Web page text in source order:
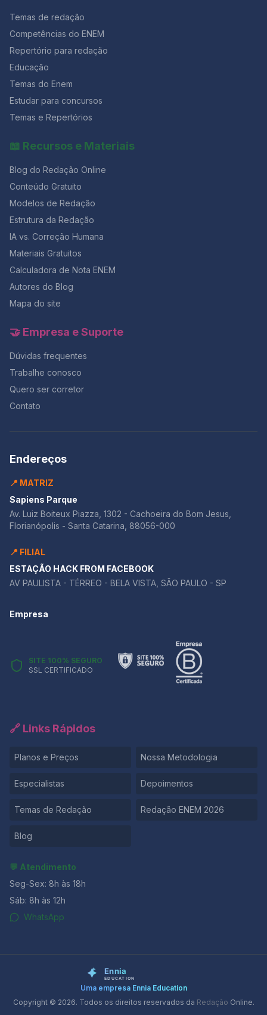
Temas de redação
Competências do ENEM
Repertório para redação
Educação
Temas do Enem
Estudar para concursos
Temas e Repertórios
📖 Recursos e Materiais
Blog do Redação Online
Conteúdo Gratuito
Modelos de Redação
Estrutura da Redação
IA vs. Correção Humana
Materiais Gratuitos
Calculadora de Nota ENEM
Autores do Blog
Mapa do site
🤝 Empresa e Suporte
Dúvidas frequentes
Trabalhe conosco
Quero ser corretor
Contato
Endereços
📍 MATRIZ
Sapiens Parque
Av. Luiz Boiteux Piazza, 1302 - Cachoeira do Bom Jesus,
Florianópolis - Santa Catarina, 88056-000
📍 FILIAL
ESTAÇÃO HACK FROM FACEBOOK
AV PAULISTA - TÉRREO - BELA VISTA, SÃO PAULO - SP
Empresa
SITE 100% SEGURO
SSL CERTIFICADO
🔗 Links Rápidos
Planos e Preços Nossa Metodologia
Especialistas Depoimentos
Temas de Redação Redação ENEM 2026
Blog
💬 Atendimento
Seg-Sex: 8h às 18h
Sáb: 8h às 12h
WhatsApp
Uma empresa Ennia Education
Copyright © 2026. Todos os direitos reservados da Redação Online.